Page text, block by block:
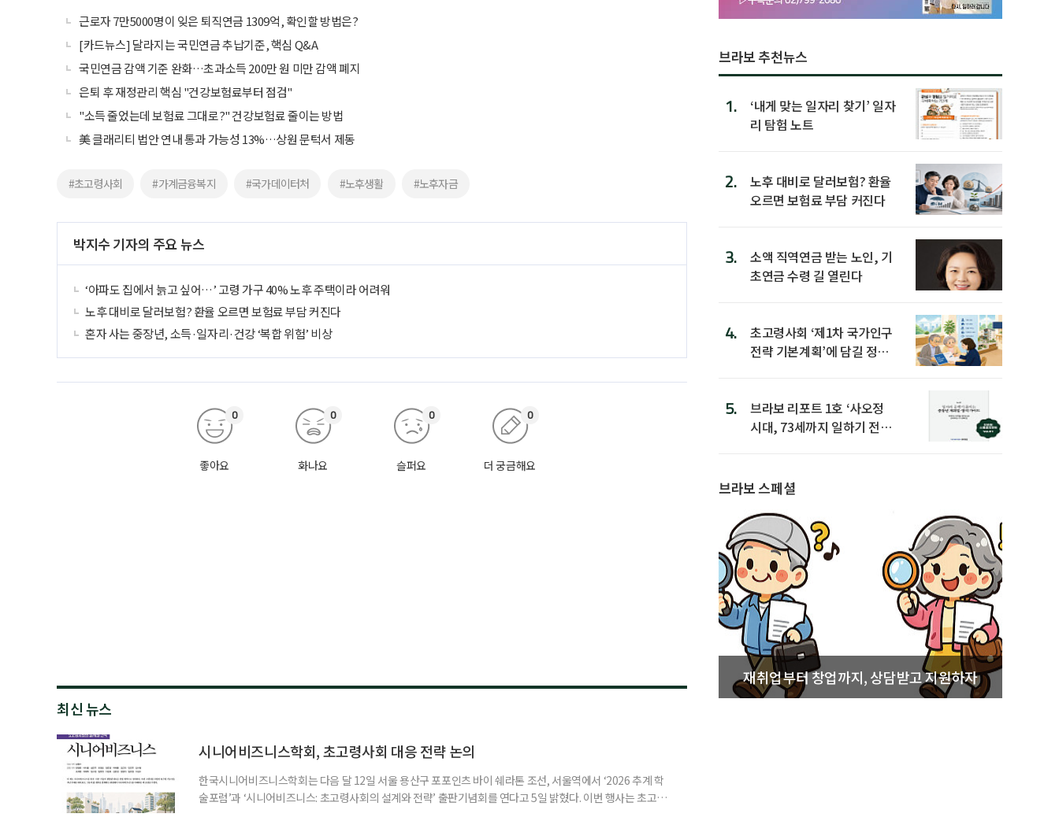
근로자 7만5000명이 잊은 퇴직연금 1309억, 확인할 방법은?
[카드뉴스] 달라지는 국민연금 추납기준, 핵심 Q&A
국민연금 감액 기준 완화…초과소득 200만 원 미만 감액 폐지
은퇴 후 재정관리 핵심 "건강보험료부터 점검"
"소득 줄었는데 보험료 그대로?" 건강보험료 줄이는 방법
美 클래리티 법안 연내 통과 가능성 13%…상원 문턱서 제동
#초고령사회 #가계금융복지 #국가데이터처 #노후생활 #노후자금
박지수 기자의 주요 뉴스
‘아파도 집에서 늙고 싶어…’ 고령 가구 40% 노후 주택이라 어려워
노후 대비로 달러보험? 환율 오르면 보험료 부담 커진다
혼자 사는 중장년, 소득·일자리·건강 ‘복합 위험’ 비상
좋아요
0
화나요
0
슬퍼요
0
더 궁금해요
0
최신 뉴스
시니어비즈니스학회, 초고령사회 대응 전략 논의
한국시니어비즈니스학회는 다음 달 12일 서울 용산구 포포인츠 바이 쉐라톤 조선, 서울역에서 ‘2026 추계 학
술포럼’과 ‘시니어비즈니스: 초고령사회의 설계와 전략’ 출판기념회를 연다고 5일 밝혔다. 이번 행사는 초고령
브라보 추천뉴스
1.
‘내게 맞는 일자리 찾기’ 일자
리 탐험 노트
2.
노후 대비로 달러보험? 환율
오르면 보험료 부담 커진다
3.
소액 직역연금 받는 노인, 기
초연금 수령 길 열린다
4.
초고령사회 ‘제1차 국가인구
전략 기본계획’에 담길 정책
5.
브라보 리포트 1호 ‘사오정
시대, 73세까지 일하기 전략’
브라보 스페셜
재취업부터 창업까지, 상담받고 지원하자